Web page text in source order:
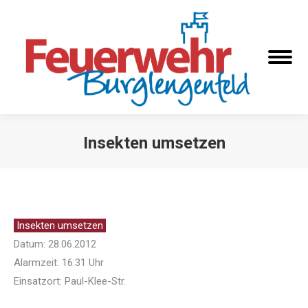
Insekten umsetzen
Insekten umsetzen
Datum: 28.06.2012
Alarmzeit: 16:31 Uhr
Einsatzort: Paul-Klee-Str.